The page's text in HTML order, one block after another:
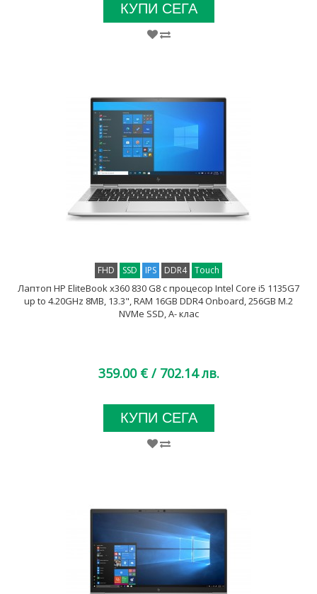
КУПИ СЕГА
FHD SSD IPS DDR4 Touch
Лаптоп HP EliteBook x360 830 G8 с процесор Intel Core i5 1135G7
up to 4.20GHz 8MB, 13.3", RAM 16GB DDR4 Onboard, 256GB M.2
NVMe SSD, A- клас
359.00 € / 702.14 лв.
КУПИ СЕГА